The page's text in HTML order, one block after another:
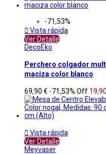
-71,53%
 Vista rápida
Ver Detalle
DecoEko
Perchero colgador
maciza color blanco
69,90 € -71,53% Off
 Vista rápida
Ver Detalle
Meyvaser